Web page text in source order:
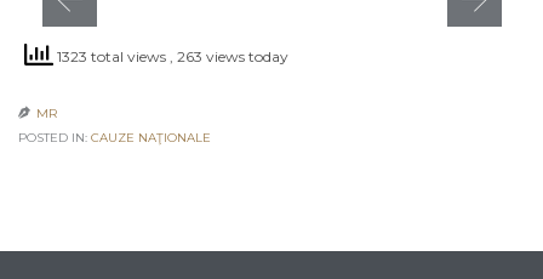
1323 total views , 263 views today
 MR
POSTED IN: CAUZE NAŢIONALE